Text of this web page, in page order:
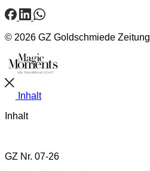
© 2026 GZ Goldschmiede Zeitung
Inhalt
Inhalt
GZ Nr. 07-26